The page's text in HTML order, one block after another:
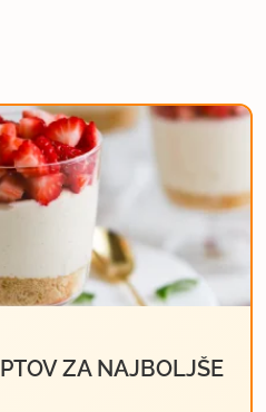
ZA NAJBOLJŠE